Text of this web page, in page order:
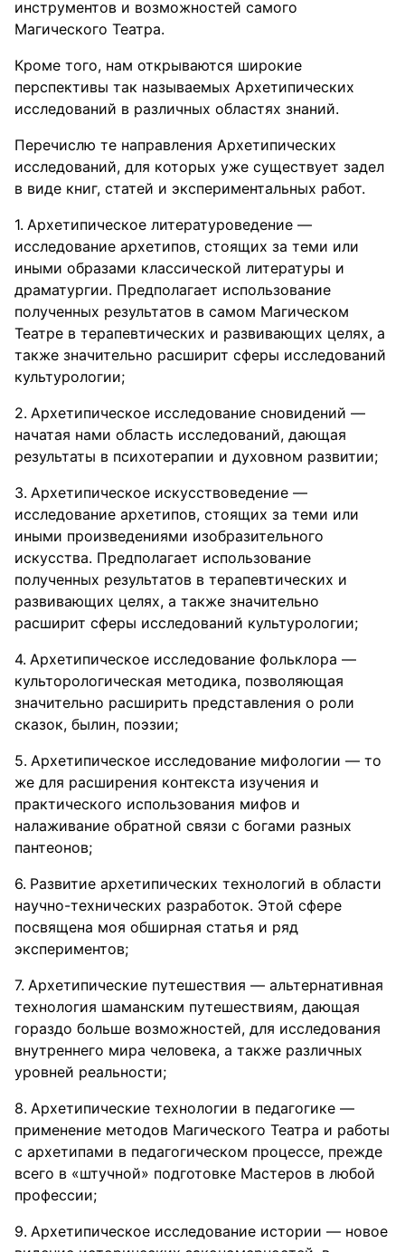
инструментов и возможностей самого
Магического Театра.
Кроме того, нам открываются широкие
перспективы так называемых Архетипических
исследований в различных областях знаний.
Перечислю те направления Архетипических
исследований, для которых уже существует задел
в виде книг, статей и экспериментальных работ.
Архетипическое литературоведение —
исследование архетипов, стоящих за теми или
иными образами классической литературы и
драматургии. Предполагает использование
полученных результатов в самом Магическом
Театре в терапевтических и развивающих целях, а
также значительно расширит сферы исследований
культурологии;
Архетипическое исследование сновидений —
начатая нами область исследований, дающая
результаты в психотерапии и духовном развитии;
Архетипическое искусствоведение —
исследование архетипов, стоящих за теми или
иными произведениями изобразительного
искусства. Предполагает использование
полученных результатов в терапевтических и
развивающих целях, а также значительно
расширит сферы исследований культурологии;
Архетипическое исследование фольклора —
культорологическая методика, позволяющая
значительно расширить представления о роли
сказок, былин, поэзии;
Архетипическое исследование мифологии — то
же для расширения контекста изучения и
практического использования мифов и
налаживание обратной связи с богами разных
пантеонов;
Развитие архетипических технологий в области
научно-технических разработок. Этой сфере
посвящена моя обширная статья и ряд
экспериментов;
Архетипические путешествия — альтернативная
технология шаманским путешествиям, дающая
гораздо больше возможностей, для исследования
внутреннего мира человека, а также различных
уровней реальности;
Архетипические технологии в педагогике —
применение методов Магического Театра и работы
с архетипами в педагогическом процессе, прежде
всего в «штучной» подготовке Мастеров в любой
профессии;
Архетипическое исследование истории — новое